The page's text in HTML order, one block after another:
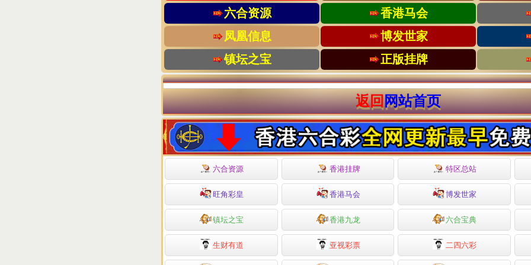
六合资源
香港马会
凤凰信息
博发世家
镇坛之宝
正版挂牌
返回网站首页
六合资源 香港挂牌 特区总站
旺角彩皇 香港马会 博发世家
镇坛之宝 香港九龙 六合宝典
生财有道 亚视彩票 二四六彩